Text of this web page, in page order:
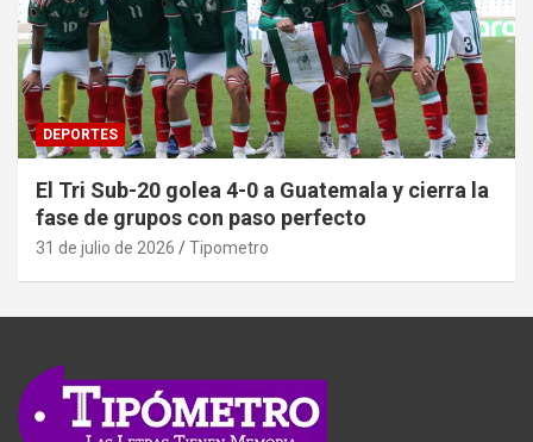
DEPORTES
El Tri Sub-20 golea 4-0 a Guatemala y cierra la
fase de grupos con paso perfecto
31 de julio de 2026 Tipometro